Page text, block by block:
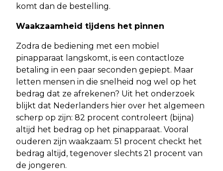
komt dan de bestelling.
Waakzaamheid tijdens het pinnen
Zodra de bediening met een mobiel
pinapparaat langskomt, is een contactloze
betaling in een paar seconden gepiept. Maar
letten mensen in die snelheid nog wel op het
bedrag dat ze afrekenen? Uit het onderzoek
blijkt dat Nederlanders hier over het algemeen
scherp op zijn: 82 procent controleert (bijna)
altijd het bedrag op het pinapparaat. Vooral
ouderen zijn waakzaam: 51 procent checkt het
bedrag altijd, tegenover slechts 21 procent van
de jongeren.